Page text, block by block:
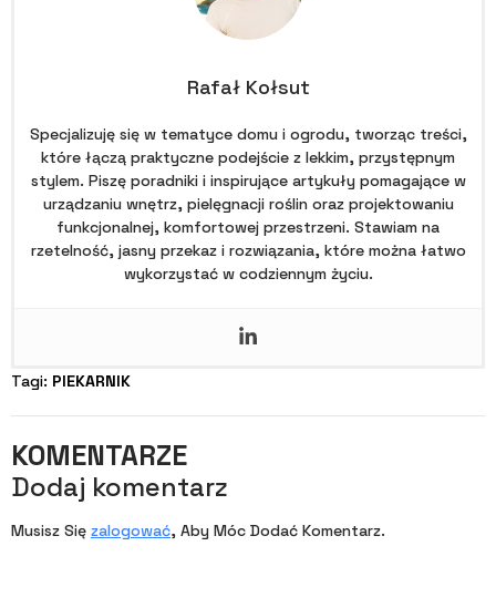
Rafał Kołsut
Specjalizuję się w tematyce domu i ogrodu, tworząc treści,
które łączą praktyczne podejście z lekkim, przystępnym
stylem. Piszę poradniki i inspirujące artykuły pomagające w
urządzaniu wnętrz, pielęgnacji roślin oraz projektowaniu
funkcjonalnej, komfortowej przestrzeni. Stawiam na
rzetelność, jasny przekaz i rozwiązania, które można łatwo
wykorzystać w codziennym życiu.
Tagi: PIEKARNIK
KOMENTARZE
Dodaj komentarz
Musisz Się zalogować, Aby Móc Dodać Komentarz.